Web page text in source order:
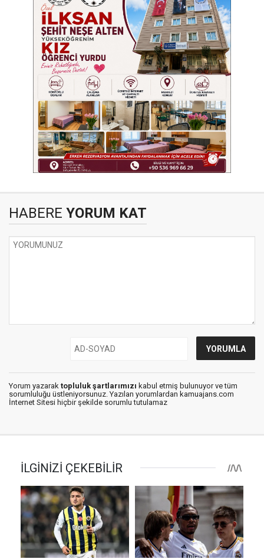
HABERE YORUM KAT
Yorum yazarak topluluk şartlarımızı kabul etmiş bulunuyor ve tüm
sorumluluğu üstleniyorsunuz. Yazılan yorumlardan kamuajans.com
İnternet Sitesi hiçbir şekilde sorumlu tutulamaz